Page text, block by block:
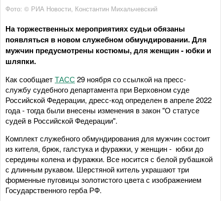
Фото: © РИА Новости, Константин Михальчевский
На торжественных мероприятиях судьи обязаны
появляться в новом служебном обмундировании. Для
мужчин предусмотрены костюмы, для женщин - юбки и
шляпки.
Как сообщаетТАСС 29 ноября со ссылкой на пресс-
службу судебного департамента при Верховном суде
Российской Федерации, дресс-код определен в апреле 2022
года - тогда были внесены изменения в закон "О статусе
судей в Российской Федерации".
Комплект служебного обмундирования для мужчин состоит
из кителя, брюк, галстука и фуражки, у женщин - юбки до
середины колена и фуражки. Все носится с белой рубашкой
с длинным рукавом. Шерстяной китель украшают три
форменные пуговицы золотистого цвета с изображением
Государственного герба РФ.